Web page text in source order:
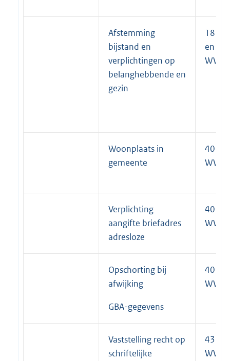
Afstemming
bijstand en
verplichtingen op
belanghebbende en
gezin
18 lid
en 4
WWB
Woonplaats in
gemeente
40 lid
WWB
Verplichting
aangifte briefadres
adresloze
40 lid
WWB
Opschorting bij
afwijking
GBA-gegevens
40 lid
WWB
Vaststelling recht op
schriftelijke
43 lid
WWB